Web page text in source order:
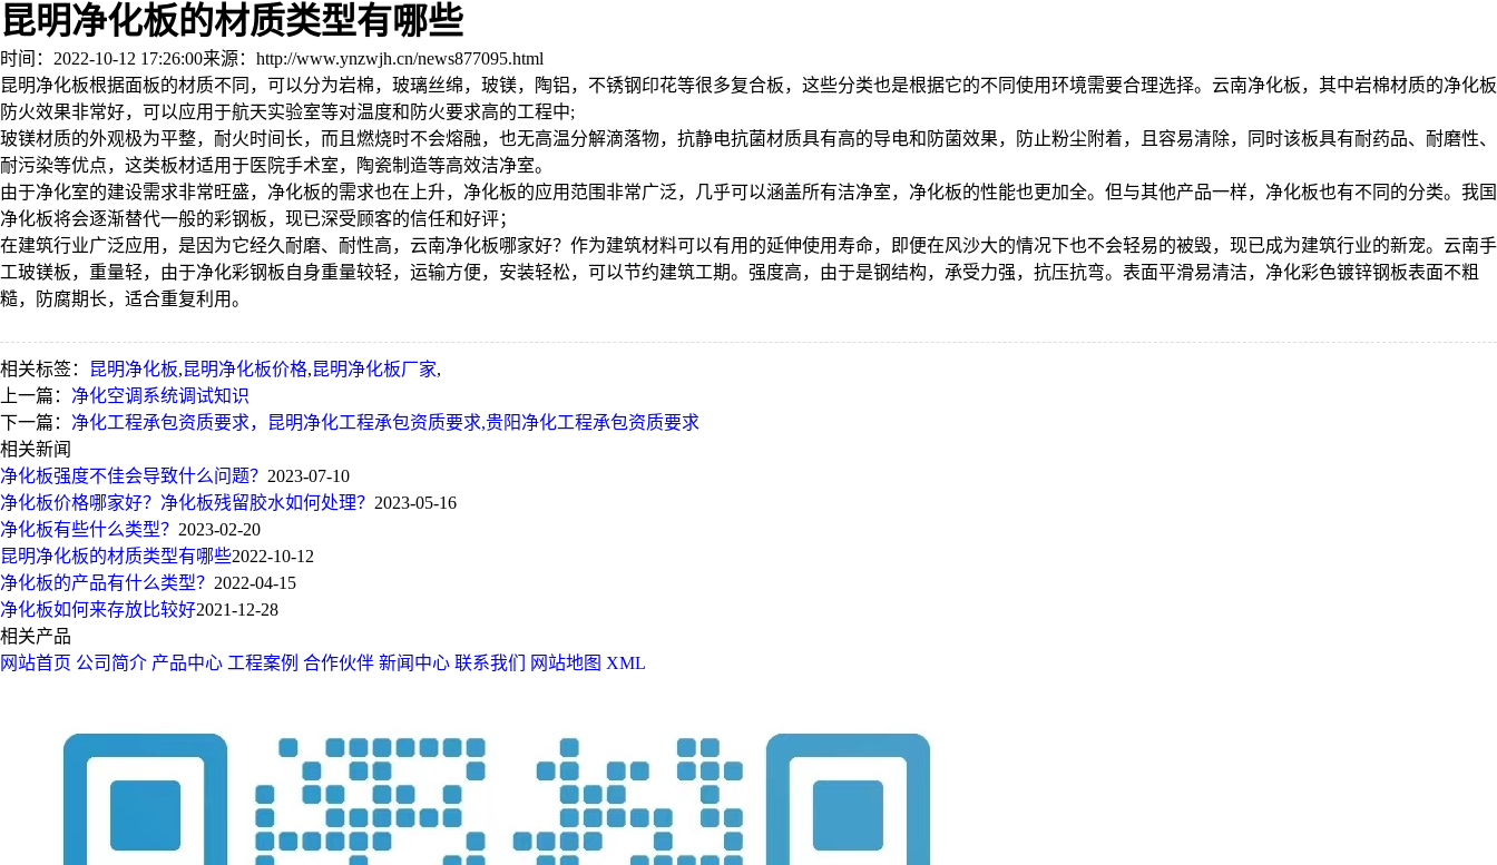
昆明净化板的材质类型有哪些
时间：2022-10-12 17:26:00来源：http://www.ynzwjh.cn/news877095.html
昆明净化板根据面板的材质不同，可以分为岩棉，玻璃丝绵，玻镁，陶铝，不锈钢印花等很多复合板，这些分类也是根据它的不同使用环境需要合理选择。云南净化板，其中岩棉材质的净化板
防火效果非常好，可以应用于航天实验室等对温度和防火要求高的工程中;
玻镁材质的外观极为平整，耐火时间长，而且燃烧时不会熔融，也无高温分解滴落物，抗静电抗菌材质具有高的导电和防菌效果，防止粉尘附着，且容易清除，同时该板具有耐药品、耐磨性、
耐污染等优点，这类板材适用于医院手术室，陶瓷制造等高效洁净室。
由于净化室的建设需求非常旺盛，净化板的需求也在上升，净化板的应用范围非常广泛，几乎可以涵盖所有洁净室，净化板的性能也更加全。但与其他产品一样，净化板也有不同的分类。我国
净化板将会逐渐替代一般的彩钢板，现已深受顾客的信任和好评；
在建筑行业广泛应用，是因为它经久耐磨、耐性高，云南净化板哪家好？作为建筑材料可以有用的延伸使用寿命，即便在风沙大的情况下也不会轻易的被毁，现已成为建筑行业的新宠。云南手
工玻镁板，重量轻，由于净化彩钢板自身重量较轻，运输方便，安装轻松，可以节约建筑工期。强度高，由于是钢结构，承受力强，抗压抗弯。表面平滑易清洁，净化彩色镀锌钢板表面不粗
糙，防腐期长，适合重复利用。
相关标签： 昆明净化板,昆明净化板价格,昆明净化板厂家,
上一篇： 净化空调系统调试知识
下一篇： 净化工程承包资质要求，昆明净化工程承包资质要求,贵阳净化工程承包资质要求
相关新闻
净化板强度不佳会导致什么问题？ 2023-07-10
净化板价格哪家好？净化板残留胶水如何处理？ 2023-05-16
净化板有些什么类型？ 2023-02-20
昆明净化板的材质类型有哪些2022-10-12
净化板的产品有什么类型？ 2022-04-15
净化板如何来存放比较好2021-12-28
相关产品
网站首页 公司简介 产品中心 工程案例 合作伙伴 新闻中心 联系我们 网站地图 XML